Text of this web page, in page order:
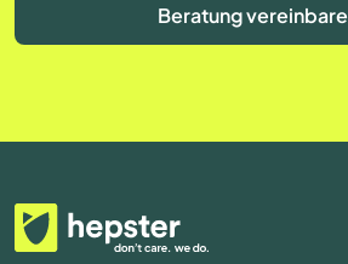
Beratung